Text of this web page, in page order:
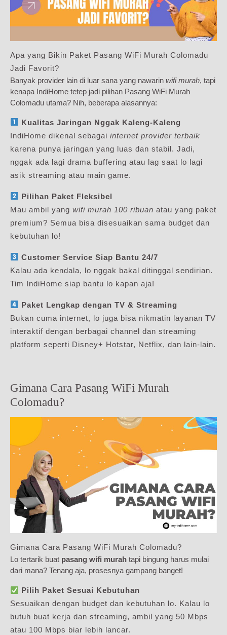
Apa yang Bikin Paket Pasang WiFi Murah Colomadu
Jadi Favorit?
Banyak provider lain di luar sana yang nawarin wifi murah, tapi
kenapa IndiHome tetep jadi pilihan Pasang WiFi Murah
Colomadu utama? Nih, beberapa alasannya:
Kualitas Jaringan Nggak Kaleng-Kaleng
IndiHome dikenal sebagai internet provider terbaik
karena punya jaringan yang luas dan stabil. Jadi,
nggak ada lagi drama buffering atau lag saat lo lagi
asik streaming atau main game.
Pilihan Paket Fleksibel
Mau ambil yang wifi murah 100 ribuan atau yang paket
premium? Semua bisa disesuaikan sama budget dan
kebutuhan lo!
Customer Service Siap Bantu 24/7
Kalau ada kendala, lo nggak bakal ditinggal sendirian.
Tim IndiHome siap bantu lo kapan aja!
Paket Lengkap dengan TV & Streaming
Bukan cuma internet, lo juga bisa nikmatin layanan TV
interaktif dengan berbagai channel dan streaming
platform seperti Disney+ Hotstar, Netflix, dan lain-lain.
Gimana Cara Pasang WiFi Murah
Colomadu?
Gimana Cara Pasang WiFi Murah Colomadu?
Lo tertarik buat pasang wifi murah tapi bingung harus mulai
dari mana? Tenang aja, prosesnya gampang banget!
Pilih Paket Sesuai Kebutuhan
Sesuaikan dengan budget dan kebutuhan lo. Kalau lo
butuh buat kerja dan streaming, ambil yang 50 Mbps
atau 100 Mbps biar lebih lancar.